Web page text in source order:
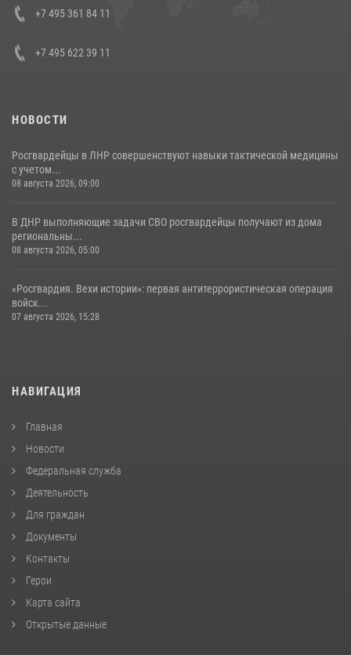
Кавказском федеральном округе Виталием Кузнецовым
+7 495 361 84 11
+7 495 622 39 11
НОВОСТИ
Росгвардейцы в ЛНР совершенствуют навыки тактической медицины
с учетом...
08 августа 2026, 09:00
В ДНР выполняющие задачи СВО росгвардейцы получают из дома
региональны...
08 августа 2026, 05:00
«Росгвардия. Вехи истории»: первая антитеррористическая операция
войск...
07 августа 2026, 15:28
НАВИГАЦИЯ
Главная
Новости
Федеральная служба
Деятельность
Для граждан
Документы
Контакты
Герои
Карта сайта
Открытые данные